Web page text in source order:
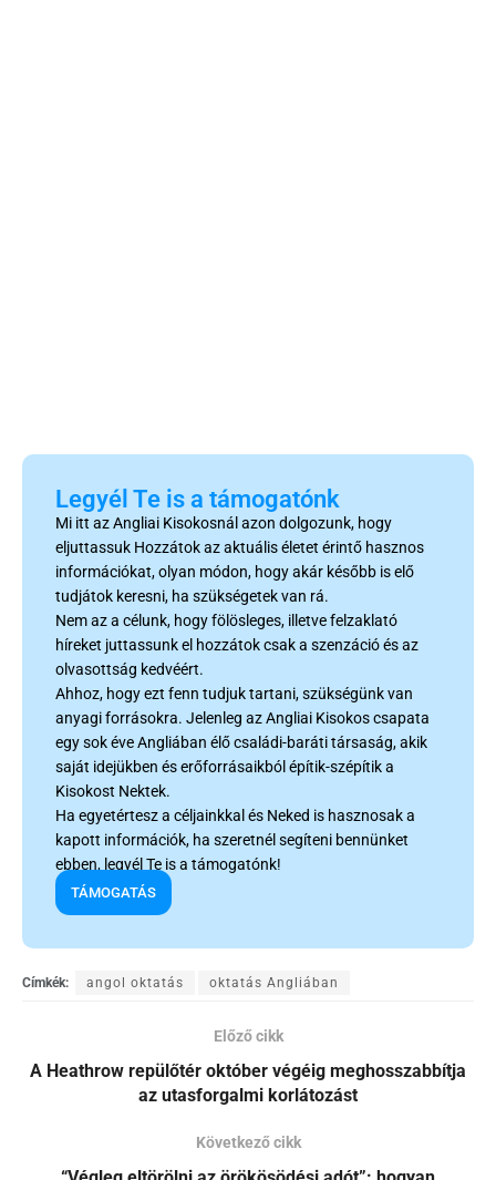
Legyél Te is a támogatónk
Mi itt az Angliai Kisokosnál azon dolgozunk, hogy
eljuttassuk Hozzátok az aktuális életet érintő hasznos
információkat, olyan módon, hogy akár később is elő
tudjátok keresni, ha szükségetek van rá.
Nem az a célunk, hogy fölösleges, illetve felzaklató
híreket juttassunk el hozzátok csak a szenzáció és az
olvasottság kedvéért.
Ahhoz, hogy ezt fenn tudjuk tartani, szükségünk van
anyagi forrásokra. Jelenleg az Angliai Kisokos csapata
egy sok éve Angliában élő családi-baráti társaság, akik
saját idejükben és erőforrásaikból építik-szépítik a
Kisokost Nektek.
Ha egyetértesz a céljainkkal és Neked is hasznosak a
kapott információk, ha szeretnél segíteni bennünket
ebben, legyél Te is a támogatónk!
TÁMOGATÁS
Címkék: angol oktatás oktatás Angliában
Előző cikk
A Heathrow repülőtér október végéig meghosszabbítja
az utasforgalmi korlátozást
Következő cikk